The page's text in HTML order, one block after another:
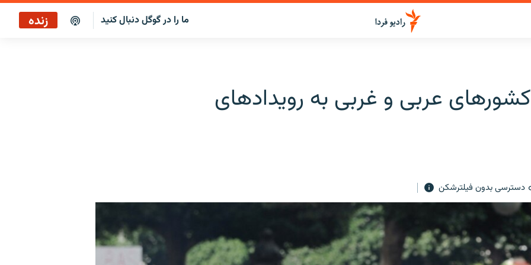
ما را در گوگل دنبال کنید زنده
عربی و غربی به رویدادهای
دسترسی بدون فیلترشکن